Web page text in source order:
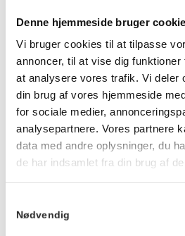
Denne hjemmeside bruger
Vi bruger cookies til at tilpasse
annoncer, til at vise dig
at analysere vores trafik. Vi deler
din brug af vores hjemmeside
for sociale medier,
analysepartnere. Vores partnere
data med andre oplysninger, du
de har indsamlet fra din brug af
Nødvendig
Vi mødes ved trappen foran
en repræsentant fra løbeklubben vil
Bagefter er der kaffe og
Det er gratis at deltage. Du møder
Vi glæder os til at løbe med dig.
Bedste hilsner fra Løbeklubben.
Info
19. november